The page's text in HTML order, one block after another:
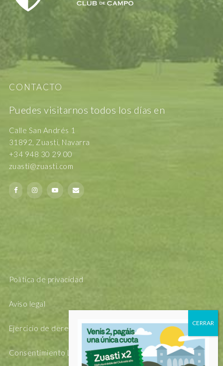
CONTACTO
Puedes visitarnos todos los días en
Calle San Andrés 1
31892, Zuasti, Navarra
+34 948 30 29 00
zuasti@zuasti.com
Política de privacidad
Aviso legal
Ejercicio de derechos Arsol
Consentimiento Legal